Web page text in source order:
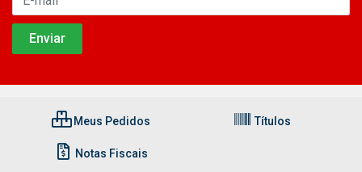
Meus Pedidos Títulos
Notas Fiscais